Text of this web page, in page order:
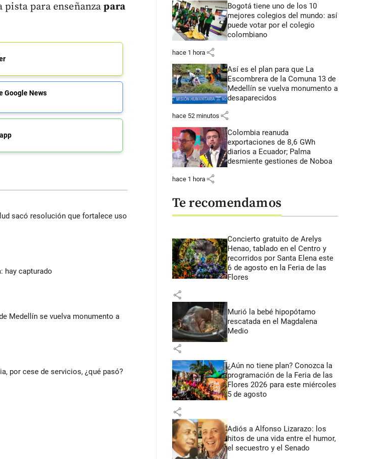
pista para enseñanzapara
Google News
sacó resolución que fortalece uso
hay capturado
Medellín se vuelva monumento a
por cese de servicios, ¿qué pasó?
Bogotá tiene uno de los 10
mejores colegios del mundo: así
puede votar por el colegio
colombiano
hace 1 hora share
Así es el plan para que La
Escombrera de la Comuna 13 de
Medellín se vuelva monumento a
desaparecidos
hace 52 minutos share
Colombia reanuda
exportaciones de 8,6 GWh
diarios a Ecuador; Palma
desmiente gestiones de Noboa
hace 1 hora share
Te recomendamos
Concierto gratuito de Arelys
Henao, tablado en el Centro y
recorridos por Santa Elena este
6 de agosto en la Feria de las
Flores
share
Murió la bebé hipopótamo
rescatada en el Magdalena
Medio
share
¿Aún no tiene plan? Conozca la
programación de la Feria de las
Flores 2026 para este miércoles
5 de agosto
share
Adiós a Alfonso Lizarazo: los
hitos de una vida entre el humor,
el secuestro y el Senado